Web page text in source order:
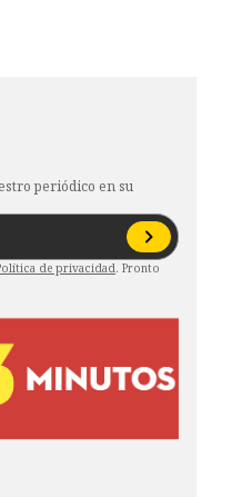
periódico en su
de privacidad. Pronto